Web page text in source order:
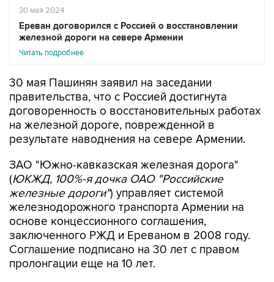
30 мая 2024
Ереван договорился с Россией о восстановлении
железной дороги на севере Армении
Читать подробнее
30 мая Пашинян заявил на заседании
правительства, что с Россией достигнута
договоренность о восстановительных работах
на железной дороге, поврежденной в
результате наводнения на севере Армении.
ЗАО "Южно-кавказская железная дорога"
(ЮКЖД, 100%-я дочка ОАО "Российские
железные дороги") управляет системой
железнодорожного транспорта Армении на
основе концессионного соглашения,
заключенного РЖД и Ереваном в 2008 году.
Соглашение подписано на 30 лет с правом
пролонгации еще на 10 лет.